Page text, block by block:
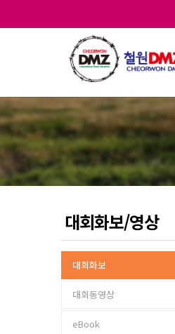
대회화보/영상
대회화보
대회동영상
eBook